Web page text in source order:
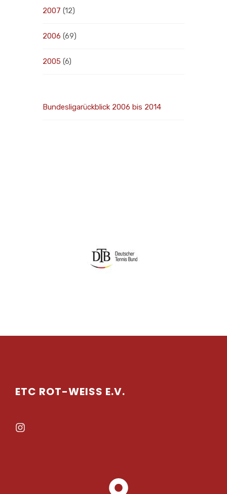
2007 (12)
2006 (69)
2005 (6)
Bundesligarückblick 2006 bis 2014
ETC ROT-WEISS E.V.